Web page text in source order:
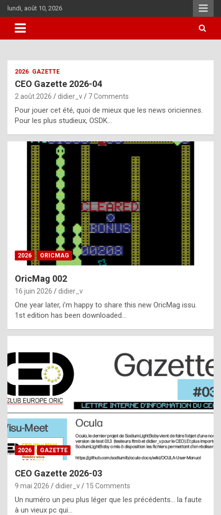
Skip
to
content
lundi, août 10, 2026
i
u
l
y
d
i
ff
i
l
t
t
s
t
a
s
i
e
f
2026 GAZETTE
CEO Gazette 2026-04
2 août 2026 didier_v 7 Comments
Pour jouer cet été, quoi de mieux que les news oriciennes.
Pour les plus studieux, OSDK…
2026 ORICMAG
OricMag 002
16 juin 2026 didier_v
One year later, i’m happy to share this new OricMag issu.
1st edition has been downloaded…
2026 GAZETTE
CEO Gazette 2026-03
9 mai 2026 didier_v 15 Comments
Un numéro un peu plus léger que les précédents… la faute
à un vieux pc qui…